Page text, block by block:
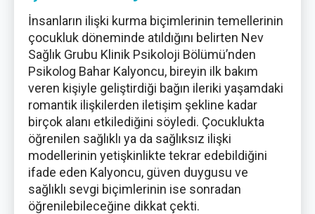
İnsanların ilişki kurma biçimlerinin temellerinin
çocukluk döneminde atıldığını belirten Nev
Sağlık Grubu Klinik Psikoloji Bölümü’nden
Psikolog Bahar Kalyoncu, bireyin ilk bakım
veren kişiyle geliştirdiği bağın ileriki yaşamdaki
romantik ilişkilerden iletişim şekline kadar
birçok alanı etkilediğini söyledi. Çocuklukta
öğrenilen sağlıklı ya da sağlıksız ilişki
modellerinin yetişkinlikte tekrar edebildiğini
ifade eden Kalyoncu, güven duygusu ve
sağlıklı sevgi biçimlerinin ise sonradan
öğrenilebileceğine dikkat çekti.